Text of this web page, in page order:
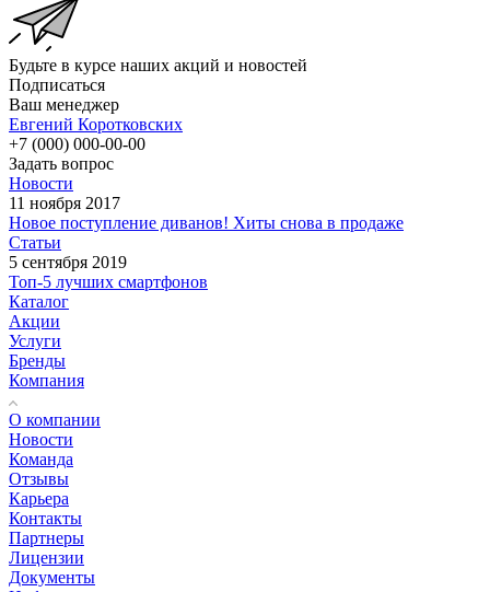
Будьте в курсе наших акций и новостей
Подписаться
Ваш менеджер
Евгений Коротковских
+7 (000) 000-00-00
Задать вопрос
Новости
11 ноября 2017
Новое поступление диванов! Хиты снова в продаже
Статьи
5 сентября 2019
Топ-5 лучших смартфонов
Каталог
Акции
Услуги
Бренды
Компания
О компании
Новости
Команда
Отзывы
Карьера
Контакты
Партнеры
Лицензии
Документы